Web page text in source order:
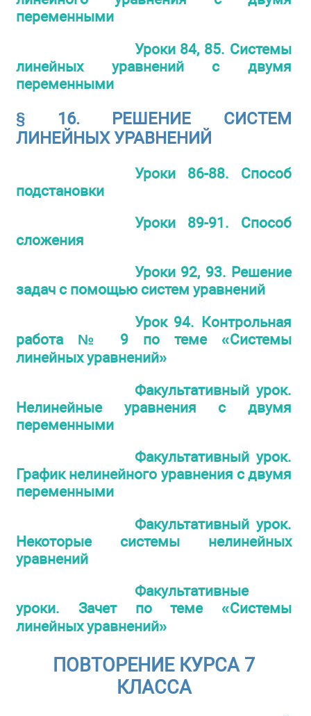
переменными
Уроки 84, 85. Системы
линейных уравнений с двумя
переменными
§ 16. РЕШЕНИЕ СИСТЕМ
ЛИНЕЙНЫХ УРАВНЕНИЙ
Уроки 86-88. Способ
подстановки
Уроки 89-91. Способ
сложения
Уроки 92, 93. Решение
задач с помощью систем уравнений
Урок 94. Контрольная
работа № 9 по теме «Системы
линейных уравнений»
Факультативный урок.
Нелинейные уравнения с двумя
переменными
Факультативный урок.
График нелинейного уравнения с двумя
переменными
Факультативный урок.
Некоторые системы нелинейных
уравнений
Факультативные
уроки. Зачет по теме «Системы
линейных уравнений»
ПОВТОРЕНИЕ КУРСА 7
КЛАССА